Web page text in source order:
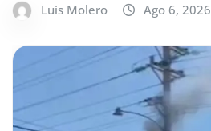
Luis Molero Ago 6, 2026